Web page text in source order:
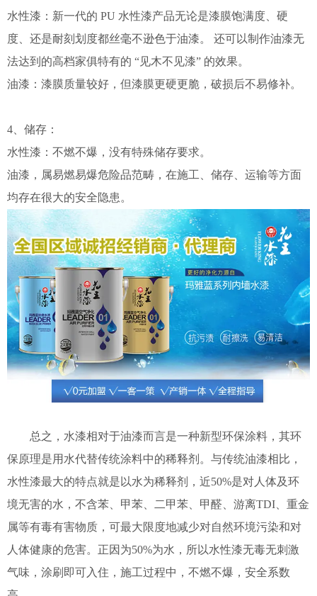
水性漆：新一代的 PU 水性漆产品无论是漆膜饱满度、硬
度、还是耐刻划度都丝毫不逊色于油漆。 还可以制作油漆无
法达到的高档家俱特有的 “见木不见漆” 的效果。
油漆：漆膜质量较好，但漆膜更硬更脆，破损后不易修补。
4、储存：
水性漆：不燃不爆，没有特殊储存要求。
油漆，属易燃易爆危险品范畴，在施工、储存、运输等方面
均存在很大的安全隐患。
总之，水漆相对于油漆而言是一种新型环保涂料，其环
保原理是用水代替传统涂料中的稀释剂。与传统油漆相比，
水性漆最大的特点就是以水为稀释剂，近50%是对人体及环
境无害的水，不含苯、甲苯、二甲苯、甲醛、游离TDI、重金
属等有毒有害物质，可最大限度地减少对自然环境污染和对
人体健康的危害。正因为50%为水，所以水性漆无毒无刺激
气味，涂刷即可入住，施工过程中，不燃不爆，安全系数